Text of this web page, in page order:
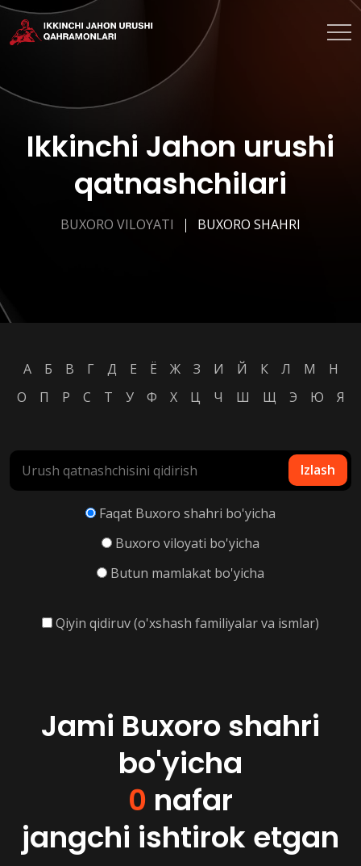
Ikkinchi Jahon urushi
qatnashchilari
BUXORO VILOYATI BUXORO SHAHRI
А Б В Г Д Е Ё Ж З И Й К Л М
Н
О
П Р С Т У Ф Х Ц Ч Ш Щ Э Ю Я
Faqat Buxoro shahri bo'yicha
Buxoro viloyati bo'yicha
Butun mamlakat bo'yicha
Qiyin qidiruv (o'xshash familiyalar va ismlar)
Izlash
Jami Buxoro shahri
bo'yicha
0 nafar
jangchi ishtirok etgan